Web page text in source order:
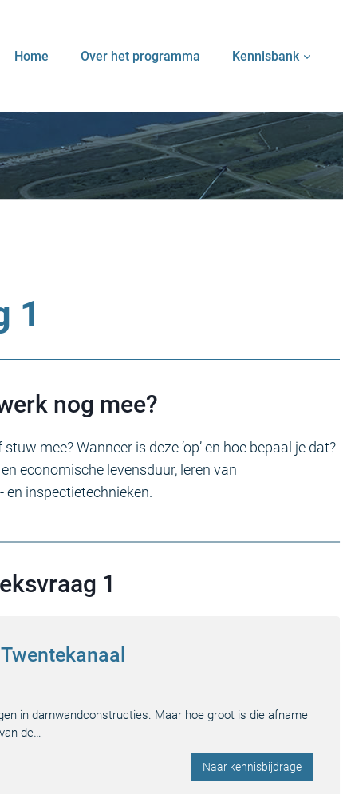
Home Over het programma Kennisbank
1
nog mee?
mee? Wanneer is deze ‘op’ en hoe bepaal je dat?
economische levensduur, leren van
en inspectietechnieken.
1
in damwandconstructies. Maar hoe groot is die afname
de…
Naar kennisbijdrage